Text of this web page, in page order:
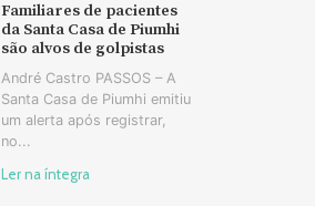
Familiares de pacientes
da Santa Casa de Piumhi
são alvos de golpistas
André Castro PASSOS – A
Santa Casa de Piumhi emitiu
um alerta após registrar,
no...
Ler na íntegra